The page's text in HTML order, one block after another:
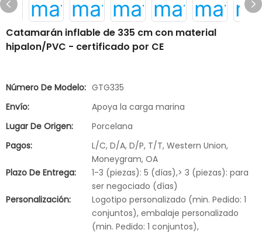
Catamarán inflable de 335 cm con material
hipalon/PVC - certificado por CE
Número De Modelo: GTG335
Envío:
Apoya la carga marina
Lugar De Origen:
Porcelana
Pagos:
L/C, D/A, D/P, T/T, Western Union,
Moneygram, OA
Plazo De Entrega:
1-3 (piezas): 5 (días),> 3 (piezas): para
ser negociado (días)
Personalización:
Logotipo personalizado (min. Pedido: 1
conjuntos), embalaje personalizado
(min. Pedido: 1 conjuntos),